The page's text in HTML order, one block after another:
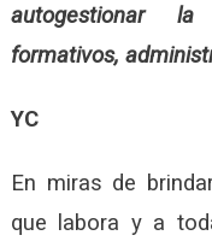
autogestionar
formativos,
YC
En miras de
que labora y a